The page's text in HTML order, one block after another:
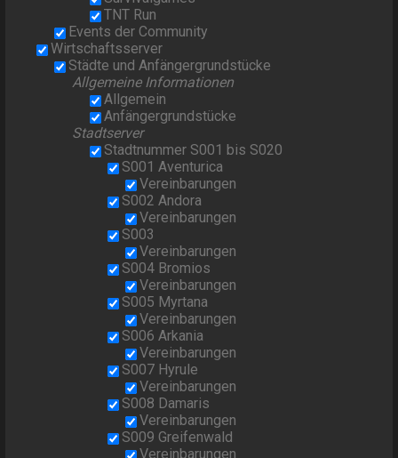
TNT Run
Events der Community
Wirtschaftsserver
Städte und Anfängergrundstücke
Allgemeine Informationen
Allgemein
Anfängergrundstücke
Stadtserver
Stadtnummer S001 bis S020
S001 Aventurica
Vereinbarungen
S002 Andora
Vereinbarungen
S003
Vereinbarungen
S004 Bromios
Vereinbarungen
S005 Myrtana
Vereinbarungen
S006 Arkania
Vereinbarungen
S007 Hyrule
Vereinbarungen
S008 Damaris
Vereinbarungen
S009 Greifenwald
Vereinbarungen